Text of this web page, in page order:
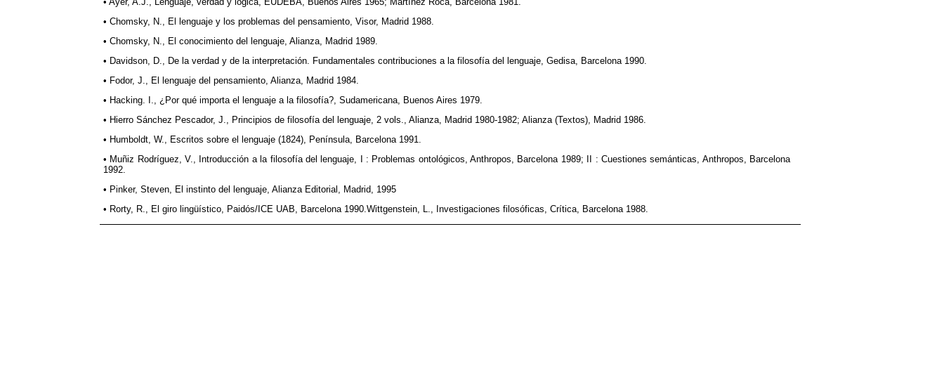
• Chomsky, N., El lenguaje y los problemas del pensamiento, Visor, Madrid 1988.
• Chomsky, N., El conocimiento del lenguaje, Alianza, Madrid 1989.
• Davidson, D., De la verdad y de la interpretación. Fundamentales contribuciones a la filosofía del lenguaje, Gedisa, Barcelona 1990.
• Fodor, J., El lenguaje del pensamiento, Alianza, Madrid 1984.
• Hacking. I., ¿Por qué importa el lenguaje a la filosofía?, Sudamericana, Buenos Aires 1979.
• Hierro Sánchez Pescador, J., Principios de filosofía del lenguaje, 2 vols., Alianza, Madrid 1980-1982; Alianza (Textos), Madrid 1986.
• Humboldt, W., Escritos sobre el lenguaje (1824), Península, Barcelona 1991.
• Muñiz Rodríguez, V., Introducción a la filosofía del lenguaje, I : Problemas ontológicos, Anthropos, Barcelona 1989; II : Cuestiones semánticas, Anthropos, Barcelona
1992.
• Pinker, Steven, El instinto del lenguaje, Alianza Editorial, Madrid, 1995
• Rorty, R., El giro lingüístico, Paidós/ICE UAB, Barcelona 1990.Wittgenstein, L., Investigaciones filosóficas, Crítica, Barcelona 1988.